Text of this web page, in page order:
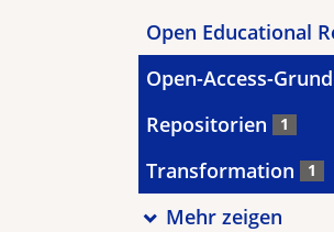
Open Educational
Open-Access-
Repositorien 1
Transformation 1
Mehr zeigen